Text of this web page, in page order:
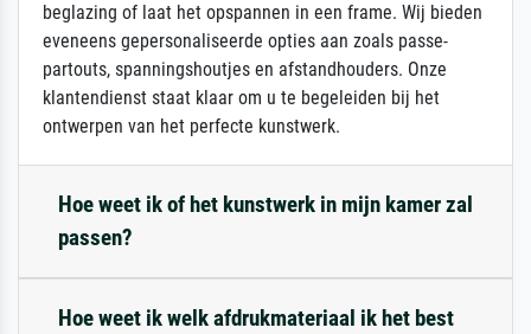
beglazing of laat het opspannen in een frame. Wij bieden
eveneens gepersonaliseerde opties aan zoals passe-
partouts, spanningshoutjes en afstandhouders. Onze
klantendienst staat klaar om u te begeleiden bij het
ontwerpen van het perfecte kunstwerk.
Hoe weet ik of het kunstwerk in mijn kamer zal
passen?
Hoe weet ik welk afdrukmateriaal ik het best